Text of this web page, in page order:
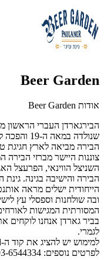
Beer Garden
אודות Beer Garden
הבירגארדן העברי הראשון
שנולדה
הבירה מביאה לארץ חגיגת
צוננות היישר מברזי הבירה
השניצל הווינאי, הפרעצל
הבירה והישיבה בגינה.
הייחודית ישלים מראה
ובה שולחנות וספסלי עץ
המסורתית המגישות
בביר גארדן אנחנו
לגמרי.
לפרטים נוספים: